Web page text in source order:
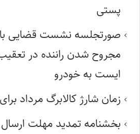
پستی
صورتجلسه نشست قضایی
مجروح شدن راننده در
ایست به خودرو
زمان شارژ کالابرگ مرداد
بخشنامه تمدید مهلت ارسال